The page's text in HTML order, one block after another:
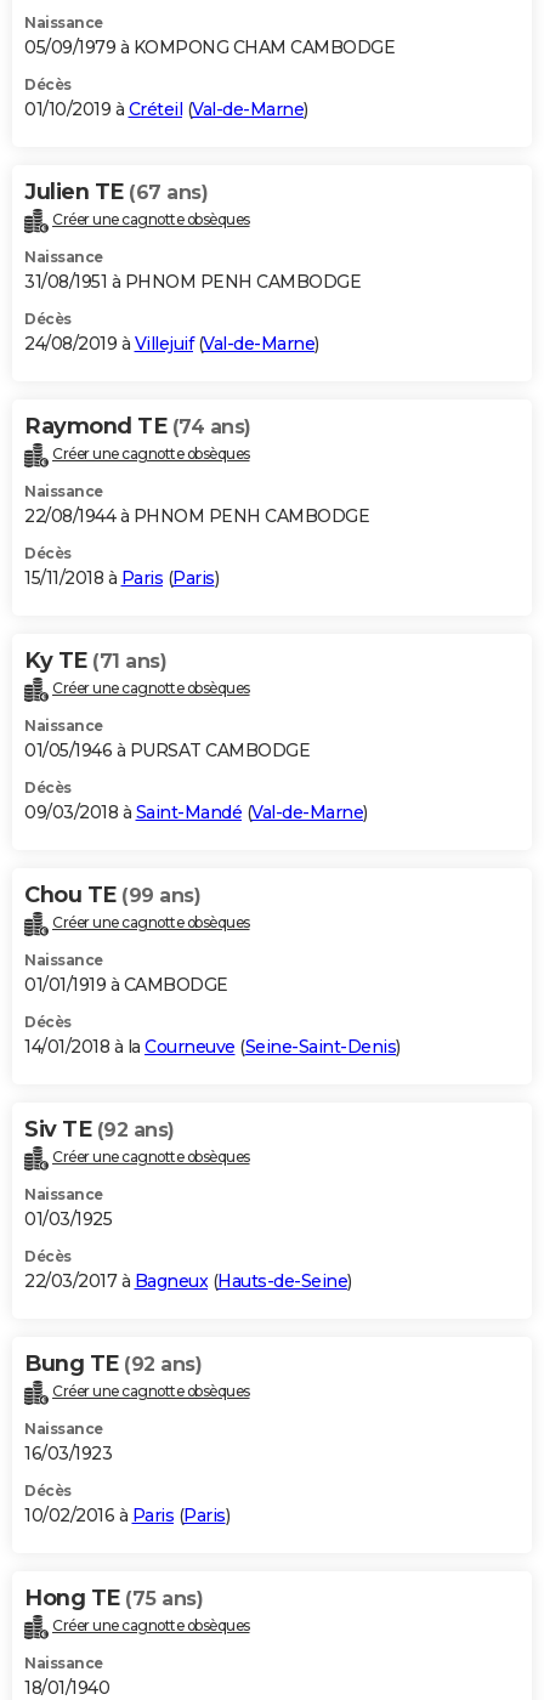
Naissance
05/09/1979 à KOMPONG CHAM CAMBODGE
Décès
01/10/2019 à Créteil (Val-de-Marne)
Julien TE (67 ans)
Créer une cagnotte obsèques
Naissance
31/08/1951 à PHNOM PENH CAMBODGE
Décès
24/08/2019 à Villejuif(Val-de-Marne)
Raymond TE (74 ans)
Créer une cagnotte obsèques
Naissance
22/08/1944 à PHNOM PENH CAMBODGE
Décès
15/11/2018 à Paris (Paris)
Ky TE (71 ans)
Créer une cagnotte obsèques
Naissance
01/05/1946 à PURSAT CAMBODGE
Décès
09/03/2018 à Saint-Mandé (Val-de-Marne)
Chou TE (99 ans)
Créer une cagnotte obsèques
Naissance
01/01/1919 à CAMBODGE
Décès
14/01/2018 à la Courneuve (Seine-Saint-Denis)
Siv TE (92 ans)
Créer une cagnotte obsèques
Naissance
01/03/1925
Décès
22/03/2017 à Bagneux(Hauts-de-Seine)
Bung TE (92 ans)
Créer une cagnotte obsèques
Naissance
16/03/1923
Décès
10/02/2016 à Paris (Paris)
Hong TE (75 ans)
Créer une cagnotte obsèques
Naissance
18/01/1940